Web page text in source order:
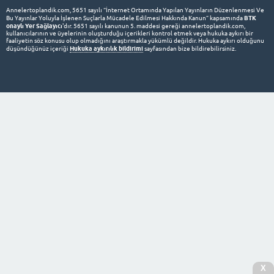
Annelertoplandik.com, 5651 sayılı “İnternet Ortamında Yapılan Yayınların Düzenlenmesi Ve
Bu Yayınlar Yoluyla İşlenen Suçlarla Mücadele Edilmesi Hakkında Kanun” kapsamındaBTK
onaylı Yer Sağlayıcı'dır. 5651 sayılı kanunun 5. maddesi gereği annelertoplandik.com,
kullanıcılarının ve üyelerinin oluşturduğu içerikleri kontrol etmek veya hukuka aykırı bir
faaliyetin söz konusu olup olmadığını araştırmakla yükümlü değildir. Hukuka aykırı olduğunu
düşündüğünüz içeriği Hukuka aykırılık bildirimisayfasından bize bildirebilirsiniz.
X